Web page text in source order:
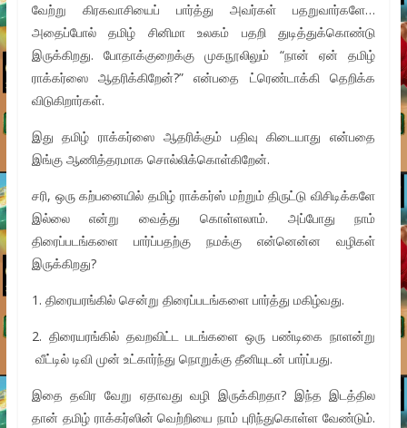
வேற்று கிரகவாசியைப் பார்த்து அவர்கள் பதறுவார்களே…
அதைப்போல் தமிழ் சினிமா உலகம் பதறி துடித்துக்கொண்டு
இருக்கிறது. போதாக்குறைக்கு முகநூலிலும் “நான் ஏன் தமிழ்
ராக்கர்ஸை ஆதரிக்கிறேன்?” என்பதை ட்ரெண்டாக்கி தெறிக்க
விடுகிறார்கள்.
இது தமிழ் ராக்கர்ஸை ஆதரிக்கும் பதிவு கிடையாது என்பதை
இங்கு ஆணித்தரமாக சொல்லிக்கொள்கிறேன்.
சரி, ஒரு கற்பனையில் தமிழ் ராக்கர்ஸ் மற்றும் திருட்டு விசிடிக்களே
இல்லை என்று வைத்து கொள்ளலாம். அப்போது நாம்
திரைப்படங்களை பார்ப்பதற்கு நமக்கு என்னென்ன வழிகள்
இருக்கிறது?
1. திரையரங்கில் சென்று திரைப்படங்களை பார்த்து மகிழ்வது.
2. திரையரங்கில் தவறவிட்ட படங்களை ஒரு பண்டிகை நாளன்று
வீட்டில் டிவி முன் உட்கார்ந்து நொறுக்கு தீனியுடன் பார்ப்பது.
இதை தவிர வேறு ஏதாவது வழி இருக்கிறதா? இந்த இடத்தில
தான் தமிழ் ராக்கர்ஸின் வெற்றியை நாம் புரிந்துகொள்ள வேண்டும்.